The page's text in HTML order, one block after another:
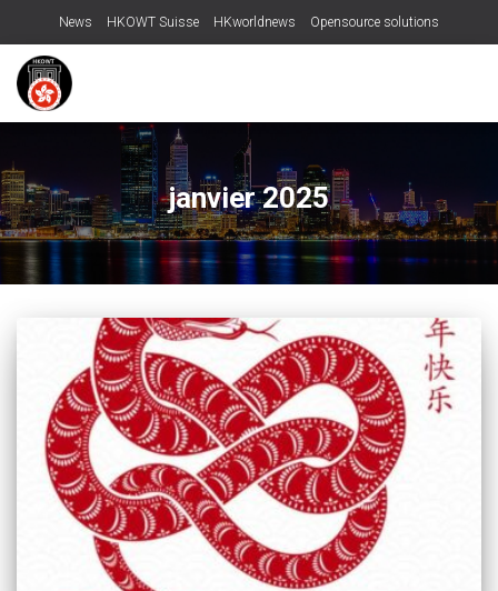
News HKOWT Suisse HKworldnews Opensource solutions
janvier 2025